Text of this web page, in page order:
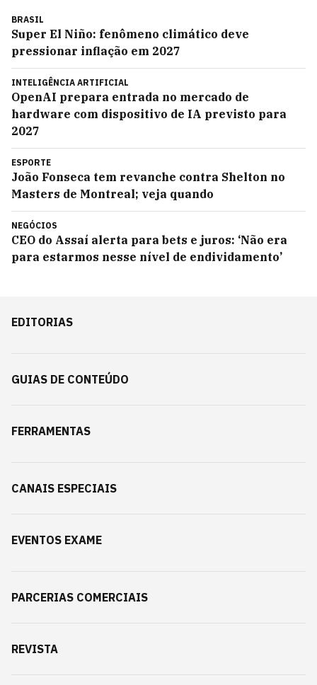
BRASIL
Super El Niño: fenômeno climático deve
pressionar inflação em 2027
INTELIGÊNCIA ARTIFICIAL
OpenAI prepara entrada no mercado de
hardware com dispositivo de IA previsto para
2027
ESPORTE
João Fonseca tem revanche contra Shelton no
Masters de Montreal; veja quando
NEGÓCIOS
CEO do Assaí alerta para bets e juros: ‘Não era
para estarmos nesse nível de endividamento’
EDITORIAS
GUIAS DE CONTEÚDO
FERRAMENTAS
CANAIS ESPECIAIS
EVENTOS EXAME
PARCERIAS COMERCIAIS
REVISTA